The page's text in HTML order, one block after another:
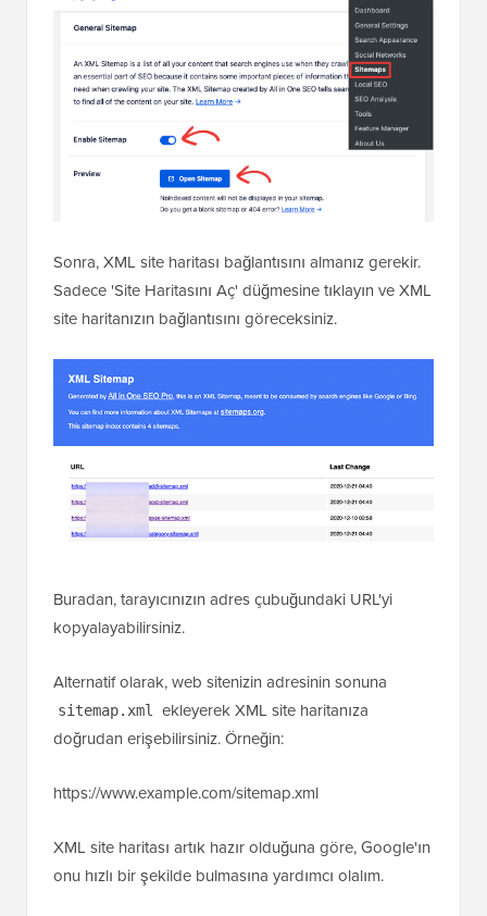
Sonra, XML site haritası bağlantısını almanız gerekir.
Sadece 'Site Haritasını Aç' düğmesine tıklayın ve XML
site haritanızın bağlantısını göreceksiniz.
Buradan, tarayıcınızın adres çubuğundaki URL'yi
kopyalayabilirsiniz.
Alternatif olarak, web sitenizin adresinin sonuna
sitemap.xml
ekleyerek XML site haritanıza
doğrudan erişebilirsiniz. Örneğin:
https://www.example.com/sitemap.xml
XML site haritası artık hazır olduğuna göre, Google'ın
onu hızlı bir şekilde bulmasına yardımcı olalım.